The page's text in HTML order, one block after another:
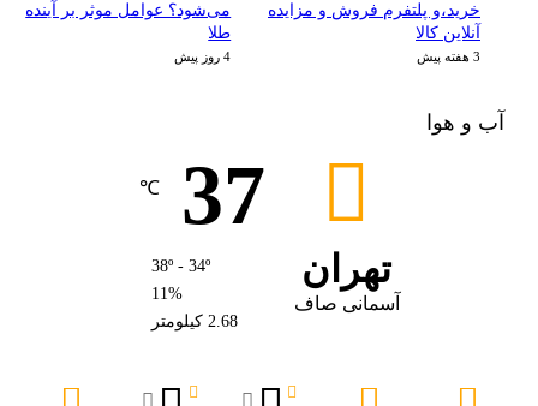
می‌شود؟ عوامل موثر بر آینده
طلا
4 روز پیش
خرید،و پلتفرم فروش و مزایده
آنلاین کالا
3 هفته پیش
آب و هوا
تهران
آسمانی صاف
37
℃
38º - 34º
11%
2.68 کیلومتر